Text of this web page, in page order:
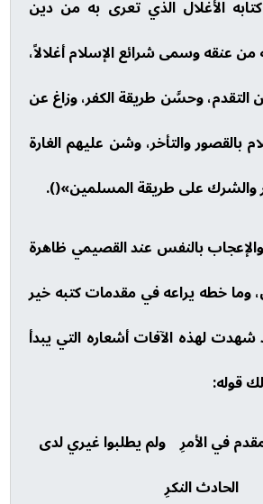
الأغلال الذي تعرى به من دين
من عنقه وسمى شرائع الإسلام أغلالاً،
وحسَّن طريقة الكفر، وزاغ عن
بالقصور والتأخر، وشن عليهم الغارة
والشرك على طريقة المسلمين»().
بالنفس عند القصيمي ظاهرة
وما خطه يراعه في مقدمات كتبه خير
لهذه الآفات أشعاره التي يبدأ
قوله:
في الأمرِ ولم يطلبوا غيري لدى
الحادث النكرِ